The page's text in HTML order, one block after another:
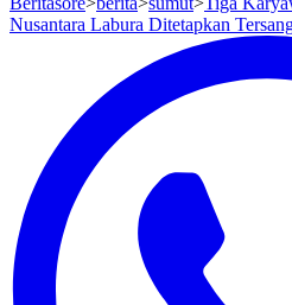
Nusantara Labura Ditetapkan